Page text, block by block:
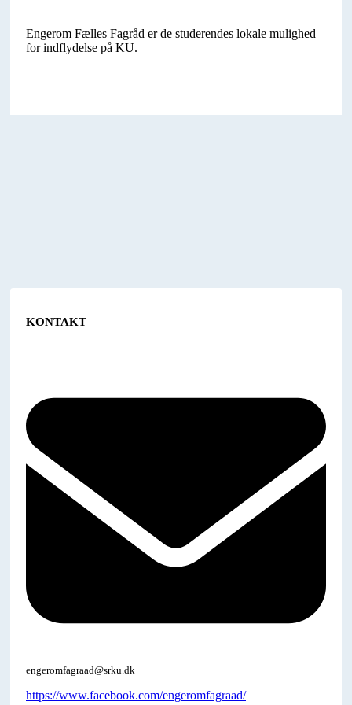
Engerom Fælles Fagråd er de studerendes lokale mulighed
for indflydelse på KU.
KONTAKT
engeromfagraad@srku.dk
https://www.facebook.com/engeromfagraad/